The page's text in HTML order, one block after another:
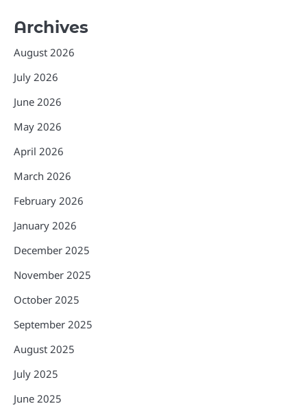
Archives
August 2026
July 2026
June 2026
May 2026
April 2026
March 2026
February 2026
January 2026
December 2025
November 2025
October 2025
September 2025
August 2025
July 2025
June 2025